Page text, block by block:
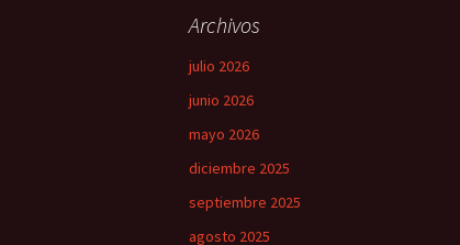
Archivos
julio 2026
junio 2026
mayo 2026
diciembre 2025
septiembre 2025
agosto 2025